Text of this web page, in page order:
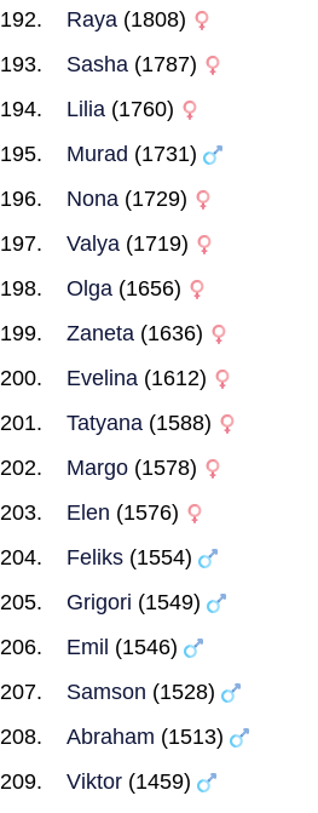
Raya (1808)
Sasha (1787)
Lilia (1760)
Murad (1731)
Nona (1729)
Valya (1719)
Olga (1656)
Zaneta (1636)
Evelina (1612)
Tatyana (1588)
Margo (1578)
Elen (1576)
Feliks (1554)
Grigori (1549)
Emil (1546)
Samson (1528)
Abraham (1513)
Viktor (1459)